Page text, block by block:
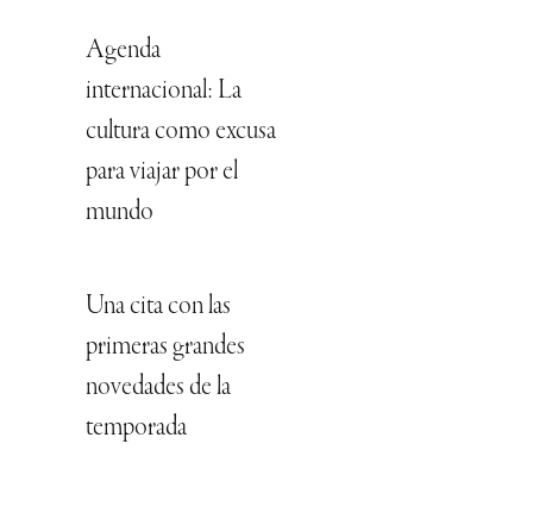
Agenda
internacional: La
cultura como excusa
para viajar por el
mundo
Una cita con las
primeras grandes
novedades de la
temporada